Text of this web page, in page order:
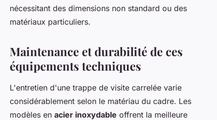
nécessitant des dimensions non standard ou des
matériaux particuliers.
Maintenance et durabilité de ces
équipements techniques
L'entretien d'une trappe de visite carrelée varie
considérablement selon le matériau du cadre. Les
modèles en acier inoxydable offrent la meilleure